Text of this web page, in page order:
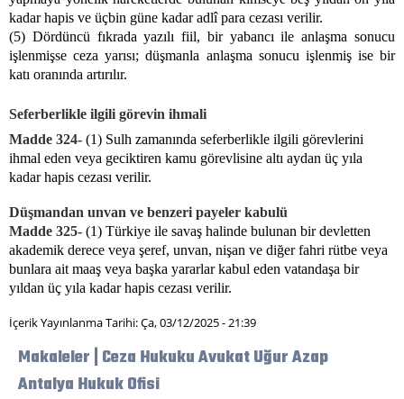
kadar hapis ve üçbin güne kadar adlî para cezası verilir.
(5) Dördüncü fıkrada yazılı fiil, bir yabancı ile anlaşma sonucu
işlenmişse ceza yarısı; düşmanla anlaşma sonucu işlenmiş ise bir
katı oranında artırılır.
Seferberlikle ilgili görevin ihmali
Madde 324- (1) Sulh zamanında seferberlikle ilgili görevlerini
ihmal eden veya geciktiren kamu görevlisine altı aydan üç yıla
kadar hapis cezası verilir.
Düşmandan unvan ve benzeri payeler kabulü
Madde 325- (1) Türkiye ile savaş halinde bulunan bir devletten
akademik derece veya şeref, unvan, nişan ve diğer fahri rütbe veya
bunlara ait maaş veya başka yararlar kabul eden vatandaşa bir
yıldan üç yıla kadar hapis cezası verilir.
İçerik Yayınlanma Tarihi: Ça, 03/12/2025 - 21:39
Makaleler | Ceza Hukuku Avukat Uğur Azap
Antalya Hukuk Ofisi